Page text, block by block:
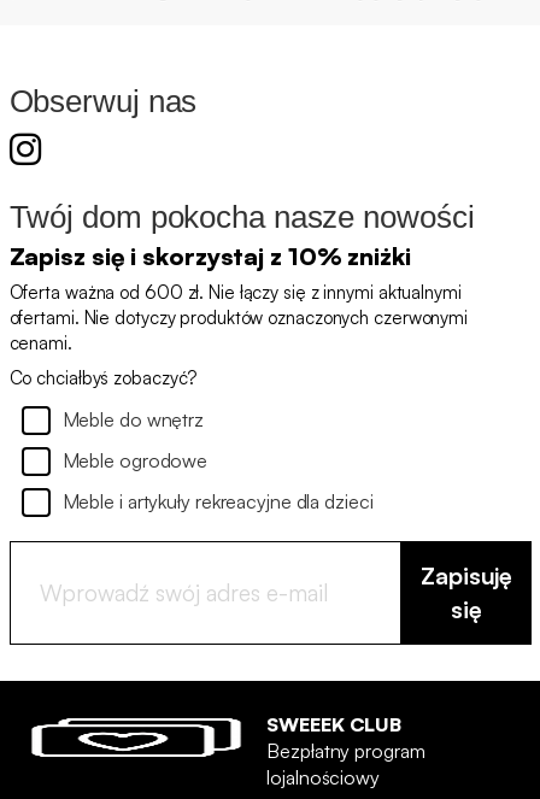
Obserwuj nas
Twój dom pokocha nasze nowości
Zapisz się i skorzystaj z 10% zniżki
Oferta ważna od 600 zł. Nie łączy się z innymi aktualnymi
ofertami. Nie dotyczy produktów oznaczonych czerwonymi
cenami.
Co chciałbyś zobaczyć?
Meble do wnętrz
Meble ogrodowe
Meble i artykuły rekreacyjne dla dzieci
Zapisuję
się
SWEEEK CLUB
Bezpłatny program
lojalnościowy